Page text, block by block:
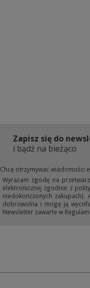
Zapisz się do
i bądź na bieżąco
Chcę otrzymywać wiadomości
Wyrażam zgodę na
elektronicznej zgodnie z
niedokończonych
dobrowolna i mogę ją
Newsletter zawarte w